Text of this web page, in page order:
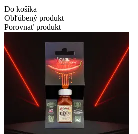
Do košíka
Obľúbený produkt
Porovnať produkt